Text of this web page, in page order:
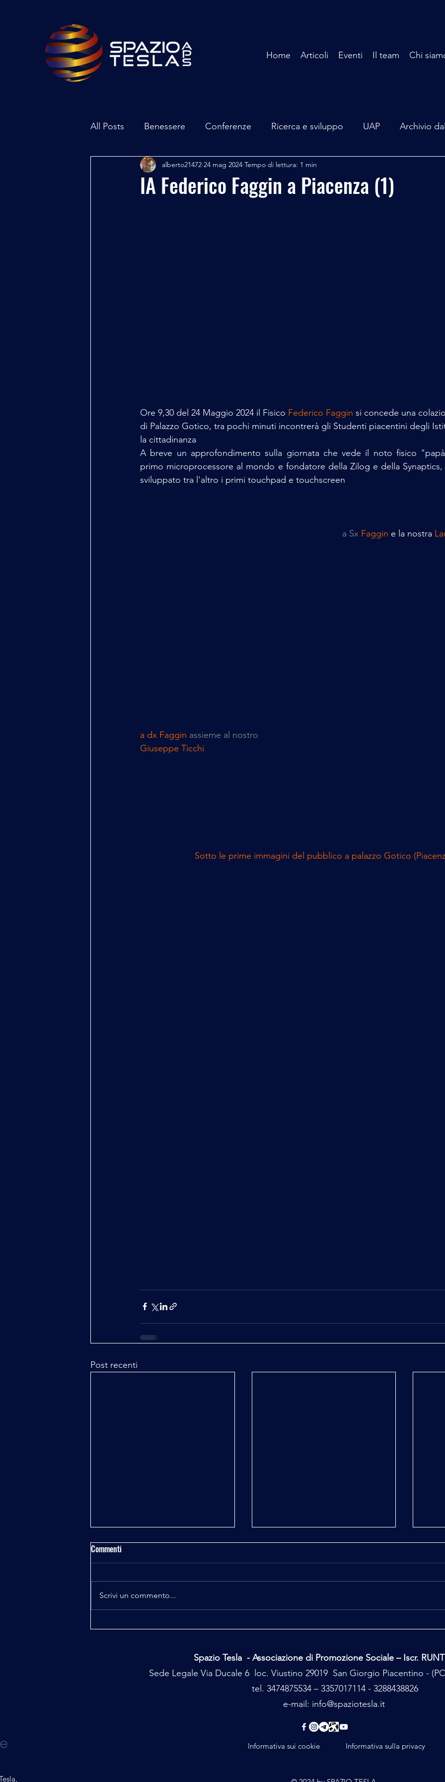
Home Articoli Eventi Il team Chi
All Posts Benessere Conferenze Ricerca e sviluppo UAP Archivio
Ambiente Inchieste - Interviste Mare Mediterraneo
IA Federico Faggin a Piacenza (1)
alberto21472 24 mag 2024 Tempo di lettura: 1 min
Ore 9,30 del 24 Maggio 2024 il Fisico Federico Faggin si concede una
di Palazzo Gotico, tra pochi minuti incontrerà gli Studenti piacentini degli
la cittadinanza
A breve un approfondimento sulla giornata che vede il noto fisico
primo microprocessore al mondo e fondatore della Zilog e della
sviluppato tra l'altro i primi touchpad e touchscreen
a Sx Faggin e la nostra
a dx Faggin assieme al nostro
Giuseppe Ticchi
Sotto le prime immagini del pubblico a palazzo Gotico
Post recenti
Fisica e Spiritualità
Commenti
Scrivi un commento...
Spazio Tesla - Associazione di Promozione Sociale – Iscr.
Sede Legale Via Ducale 6 loc. Viustino 29019 San Giorgio Piacentino -
tel. 3474875534 – 3357017114 - 3288438826
e-mail: info@spaziotesla.it
Informativa sui cookie Informativa sulla privacy